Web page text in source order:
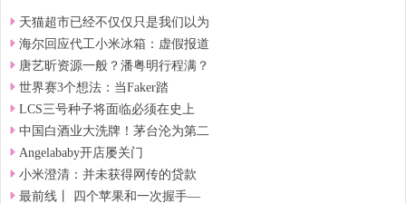
天猫超市已经不仅仅只是我们以为
海尔回应代工小米冰箱：虚假报道
唐艺昕资源一般？潘粤明行程满？
世界赛3个想法：当Faker踏
LCS三号种子将面临必须在史上
中国白酒业大洗牌！茅台沦为第二
Angelababy开店屡关门
小米澄清：并未获得网传的贷款
最前线丨 四个苹果和一次握手—